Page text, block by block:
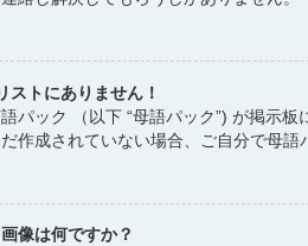
ストにありません！
パック （以下 “母語パック”) が掲示
作成されていない場合、ご自分で母
像は何ですか？